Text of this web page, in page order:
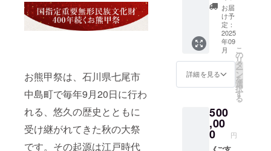
お熊甲祭は、石川県七尾市
中島町で毎年9月20日に行わ
れる、悠久の歴史とともに
受け継がれてきた秋の大祭
です。その起源は江戸時代
未就学
児につ
いては
要相
談。 ※
支援者
様の交
通費や
担くだ
さい。
※詳細は
メール
クネー
可）。
と、翌
年のお
祭りま
で中島
町お熊
甲祭神
社・社
務所に
展示致
します
年９月
まで）
※ご希望
のお名
時、9月
の祭り
で掲げ
るボー
ドにお
名前を
掲載い
たしま
す 【お
名前の
イズ】
5cmx1
4cm程
度 【掲
お届
け予
定：
2025
年09
月
詳細を見る
こ
の
リ
タ
ー
ン
を
選
択
す
る
500
,00
0 円